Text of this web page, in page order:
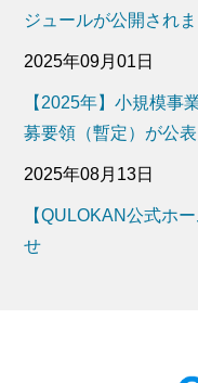
ジュールが公開されま
2025年09月01日
【2025年】小規模事
募要領（暫定）が公
2025年08月13日
【QULOKAN公式ホ
せ